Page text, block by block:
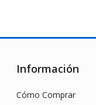
Información
Cómo Comprar